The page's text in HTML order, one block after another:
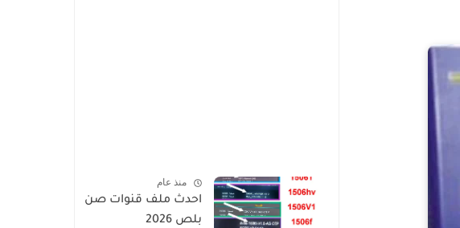
منذ عام
احدث ملف قنوات صن
بلص 2026